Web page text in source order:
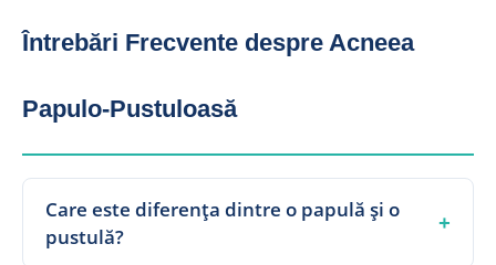
Întrebări Frecvente despre Acneea
Papulo-Pustuloasă
Care este diferența dintre o papulă și o
pustulă?
+